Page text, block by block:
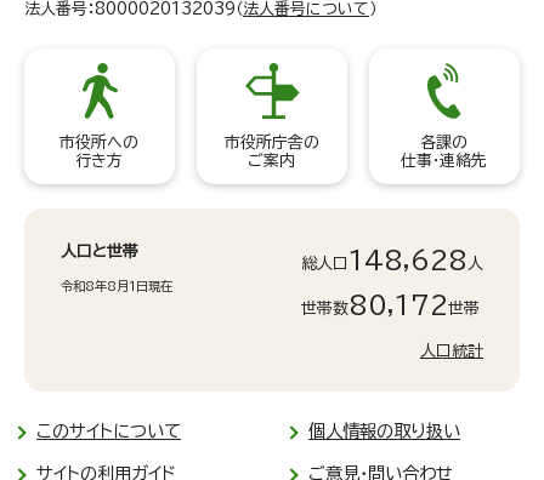
法人番号：8000020132039（ 法人番号について ）
市役所への
行き方
市役所庁舎の
ご案内
各課の
仕事・連絡先
人口と世帯
令和8年8月1日現在
総人口 148,628 人
世帯数80,172世帯
人口統計
このサイトについて 個人情報の取り扱い
サイトの利用ガイド ご意見・問い合わせ